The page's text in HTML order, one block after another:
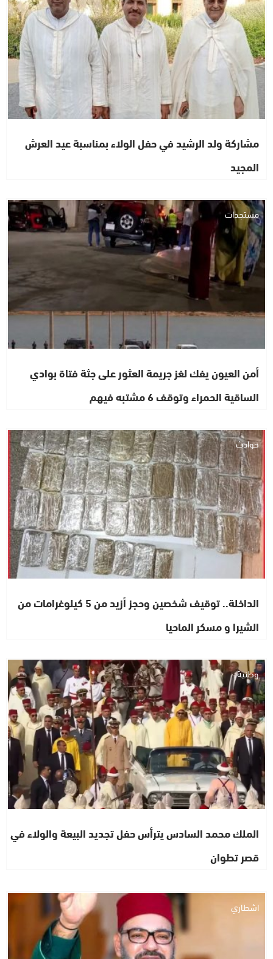
مشاركة ولد الرشيد في حفل الولاء بمناسبة عيد العرش
المجيد
مستجدات
أمن العيون يفك لغز جريمة العثور على جثة فتاة بوادي
الساقية الحمراء وتوقف 6 مشتبه فيهم
حوادث
الداخلة.. توقيف شخصين وحجز أزيد من 5 كيلوغرامات من
الشيرا و مسكر الماحيا
وطنية
الملك محمد السادس يترأس حفل تجديد البيعة والولاء في
قصر تطوان
اشطاري